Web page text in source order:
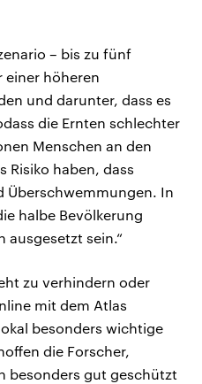
– bis zu fünf
einer höheren
und darunter, dass es
die Ernten schlechter
Menschen an den
Risiko haben, dass
Überschwemmungen. In
halbe Bevölkerung
ausgesetzt sein.“
zu verhindern oder
mit dem Atlas
besonders wichtige
die Forscher,
besonders gut geschützt